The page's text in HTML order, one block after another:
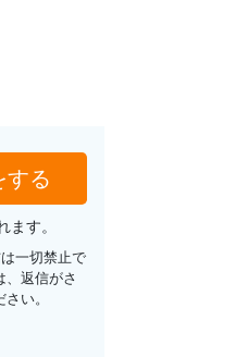
する
ます。
一切禁止で
、返信がさ
い。